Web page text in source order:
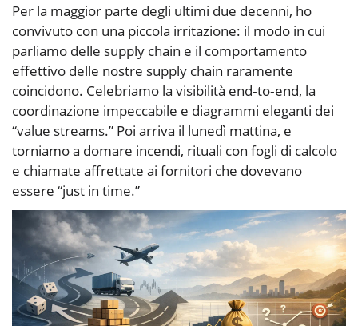
Per la maggior parte degli ultimi due decenni, ho
convivuto con una piccola irritazione: il modo in cui
parliamo delle supply chain e il comportamento
effettivo delle nostre supply chain raramente
coincidono. Celebriamo la visibilità end‑to‑end, la
coordinazione impeccabile e diagrammi eleganti dei
“value streams.” Poi arriva il lunedì mattina, e
torniamo a domare incendi, rituali con fogli di calcolo
e chiamate affrettate ai fornitori che dovevano
essere “just in time.”